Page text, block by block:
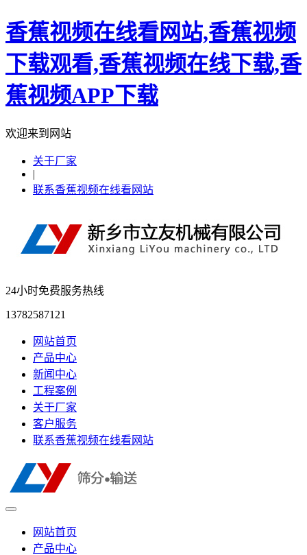
香蕉视频在线看网站,香蕉视频
下载观看,香蕉视频在线下载,香
蕉视频APP下载
欢迎来到网站
关于厂家
|
联系香蕉视频在线看网站
24小时免费服务热线
13782587121
网站首页
产品中心
新闻中心
工程案例
关于厂家
客户服务
联系香蕉视频在线看网站
网站首页
产品中心